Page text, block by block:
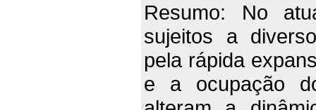
Resumo: No
sujeitos a
pela rápida
e a ocupação